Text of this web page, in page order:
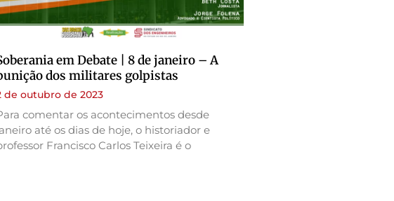
em Debate | 8 de janeiro – A
dos militares golpistas
de outubro de 2023
comentar os acontecimentos desde
até os dias de hoje, o historiador e
Francisco Carlos Teixeira é o